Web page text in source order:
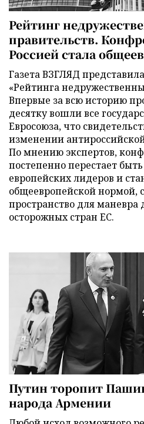
Рейтинг
правительств.
Россией стала
Газета ВЗГЛЯД
«Рейтинга
Впервые за всю историю
десятку вошли все
Евросоюза, что
изменении
По мнению экспертов,
постепенно перестает
европейских лидеров и
общеевропейской нормой,
пространство для маневра
осторожных стран ЕС.
Путин торопит
народа Армении